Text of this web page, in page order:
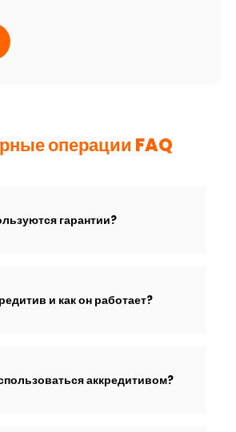
операции FAQ
гарантии?
и как он работает?
аккредитивом?